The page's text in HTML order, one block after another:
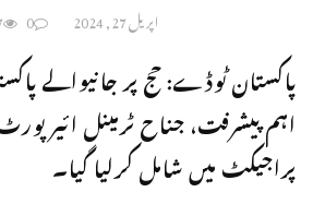
اپریل 27, 2024 0
پاکستان ٹوڈے: حج پر جانیوالے
اہم پیشرفت، جناح ٹرمینل ائیرپورٹ
پراجیکٹ میں شامل کرلیا گیا۔